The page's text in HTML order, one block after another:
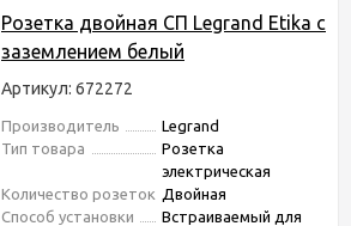
Розетка двойная СП Legrand Etika с
заземлением белый
Артикул: 672272
Производитель
Legrand
Тип товара
Розетка
электрическая
Количество розеток Двойная
Способ установки
Встраиваемый для